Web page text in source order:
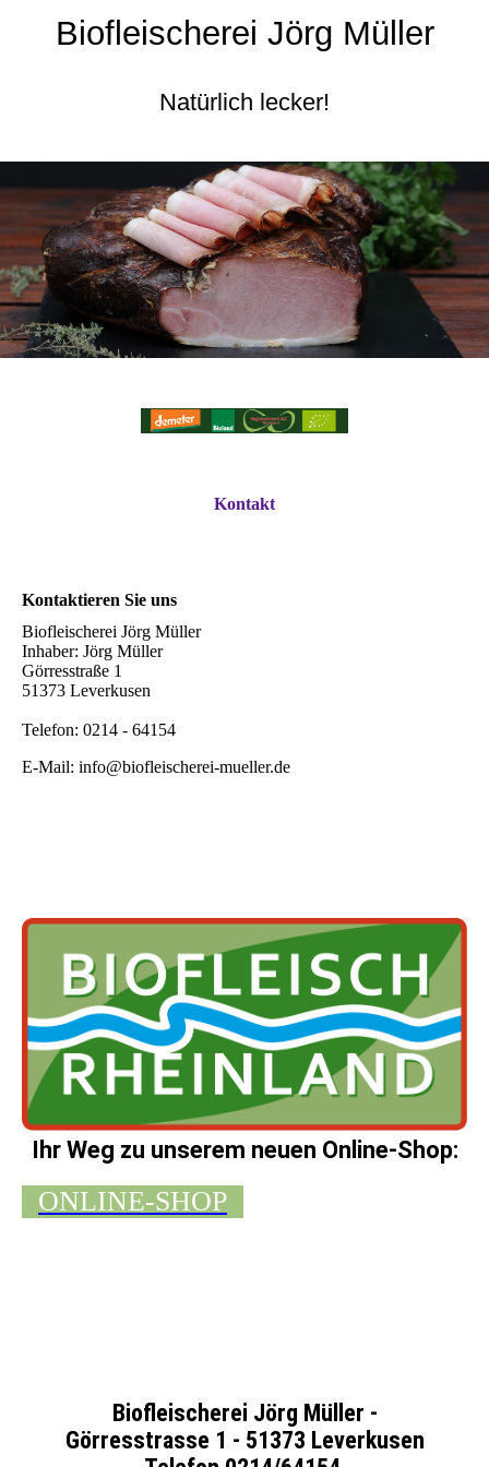
Biofleischerei Jörg Müller
Natürlich lecker!
Kontakt
Kontaktieren Sie uns
Biofleischerei Jörg Müller
Inhaber: Jörg Müller
Görresstraße 1
51373 Leverkusen
Telefon: 0214 - 64154
E-Mail: info@biofleischerei-mueller.de
Ihr Weg zu unserem neuen Online-Shop:
ONLINE-SHOP
Biofleischerei Jörg Müller -
Görresstrasse 1 - 51373 Leverkusen